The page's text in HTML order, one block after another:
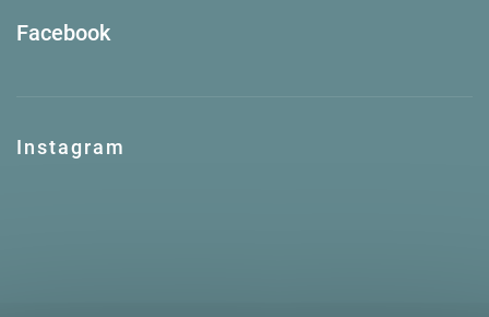
Facebook
Instagram